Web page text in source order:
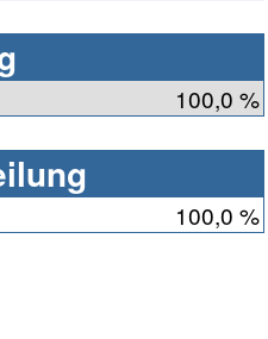
100,0 %
100,0 %